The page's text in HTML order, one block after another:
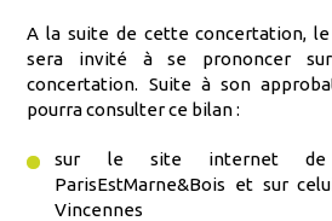
A la suite de cette concertation,
sera invité à se prononcer
concertation. Suite à son
pourra consulter ce bilan :
sur le site internet de
ParisEstMarne&Bois et sur
Vincennes